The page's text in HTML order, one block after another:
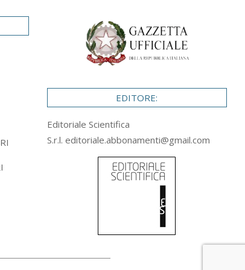
EDITORE:
Editoriale Scientifica
S.r.l. editoriale.abbonamenti@gmail.com